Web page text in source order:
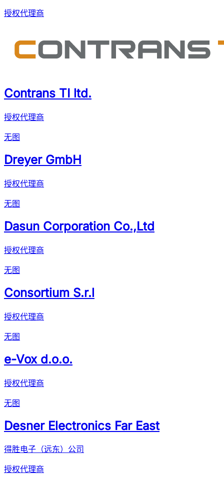
授权代理商
Contrans TI ltd.
授权代理商
无图
Dreyer GmbH
授权代理商
无图
Dasun Corporation Co.,Ltd
授权代理商
无图
Consortium S.r.l
授权代理商
无图
e-Vox d.o.o.
授权代理商
无图
Desner Electronics Far East
得胜电子（远东）公司
授权代理商